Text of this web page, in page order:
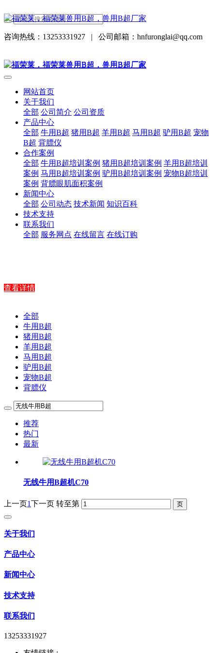
咨询热线：13253331927 | 公司邮箱：hnfuronglai@qq.com
网站首页
关于我们
全部 公司简介 公司资质
产品中心
全部 牛用B超 猪用B超 羊用B超 马用B超 驴用B超 宠物
B超 背膘仪
合作案例
全部 牛用B超培训案例 猪用B超培训案例 羊用B超培训
案例 马用B超培训案例 驴用B超培训案例 宠物B超培训
案例 背膘眼肌面积案例
新闻中心
全部 公司动态 技术新闻 知识百科
技术支持
联系我们
全部 服务网点 在线留言 在线订购
查看详情
全部
牛用B超
猪用B超
羊用B超
马用B超
驴用B超
宠物B超
背膘仪
推荐
热门
最新
无线牛用B超机C70
上一页1下一页 转至第
关于我们
产品中心
新闻中心
技术支持
联系我们
13253331927